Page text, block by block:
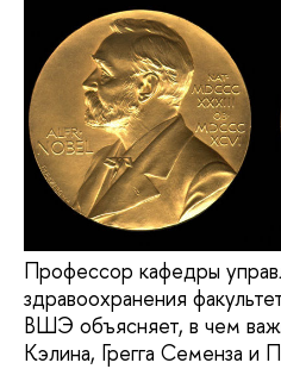
Профессор кафедры
здравоохранения
ВШЭ объясняет, в чем
Кэлина, Грегга Семенза и